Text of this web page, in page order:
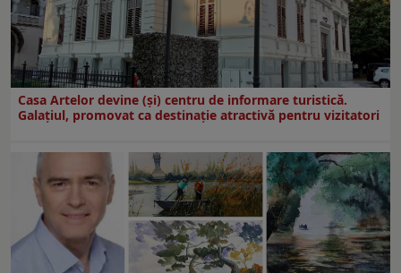
Casa Artelor devine (şi) centru de informare turistică.
Galaţiul, promovat ca destinaţie atractivă pentru vizitatori